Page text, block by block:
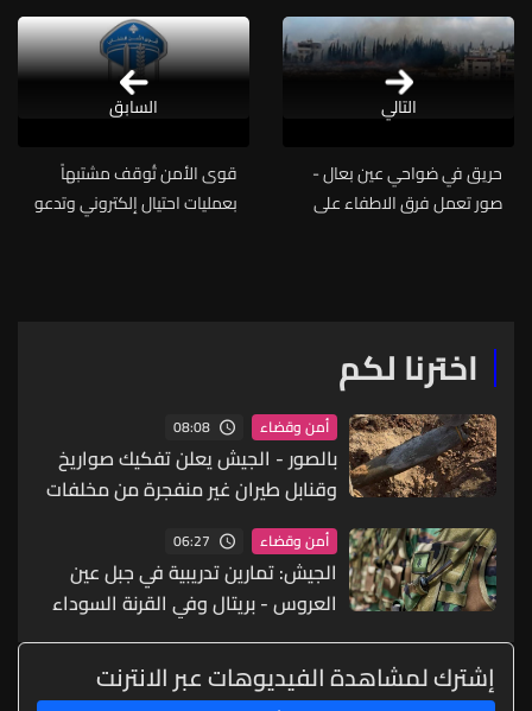
التالي
حريق في ضواحي عين بعال -
صور تعمل فرق الاطفاء على
قوى الأمن تُوقف مشتبهاً
بعمليات احتيال إلكتروني وتدعو
السابق
اخترنا لكم
أمن وقضاء 08:08
بالصور - الجيش يعلن تفكيك صواريخ
وقنابل طيران غير منفجرة من مخلفات
العدوان الإسرائيلي
أمن وقضاء 06:27
الجيش: تمارين تدريبية في جبل عين
العروس - بريتال وفي القرنة السوداء
إشترك لمشاهدة الفيديوهات عبر الانترنت